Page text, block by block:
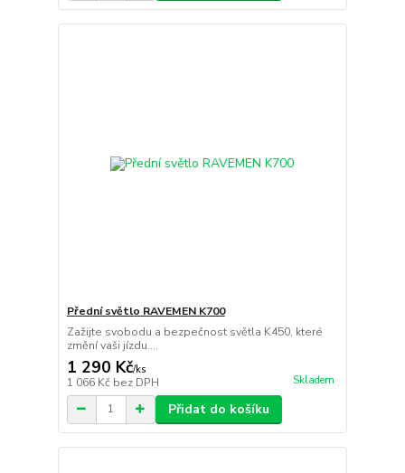
Přední světlo RAVEMEN K700
Zažijte svobodu a bezpečnost světla K450, které
změní vaši jízdu....
1 290 Kč/ks
1 066 Kč bez DPH Skladem
Přidat do košíku